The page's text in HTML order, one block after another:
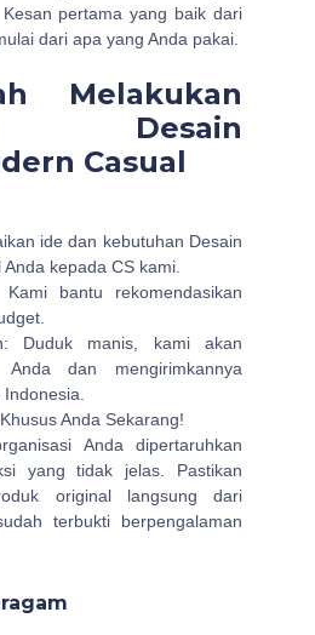
pertama yang baik dari
dari apa yang Anda pakai.
Melakukan
Desain
Casual
ide dan kebutuhan Desain
kepada CS kami.
bantu rekomendasikan
Duduk manis, kami akan
Anda dan mengirimkannya
Anda Sekarang!
Anda dipertaruhkan
yang tidak jelas. Pastikan
original langsung dari
terbukti berpengalaman